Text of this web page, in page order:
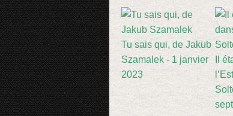
Tu sais qui, de Jakub
Szamalek - 1 janvier
2023
Il